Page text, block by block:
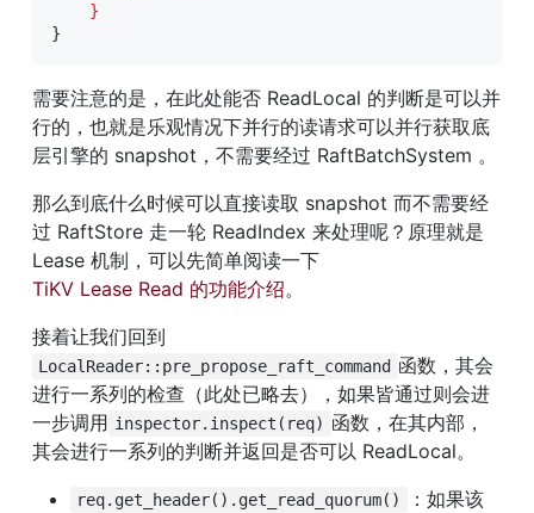
    }
}
需要注意的是，在此处能否 ReadLocal 的判断是可以并
行的，也就是乐观情况下并行的读请求可以并行获取底
层引擎的 snapshot，不需要经过 RaftBatchSystem 。
那么到底什么时候可以直接读取 snapshot 而不需要经
过 RaftStore 走一轮 ReadIndex 来处理呢？原理就是
Lease 机制，可以先简单阅读一下
TiKV Lease Read 的功能介绍。
接着让我们回到
LocalReader::pre_propose_raft_command 函数，其会
进行一系列的检查（此处已略去），如果皆通过则会进
一步调用 inspector.inspect(req) 函数，在其内部，
其会进行一系列的判断并返回是否可以 ReadLocal。
req.get_header().get_read_quorum()
：如果该